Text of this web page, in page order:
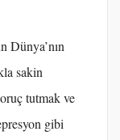
Dünya’nın
sakin
tutmak ve
gibi